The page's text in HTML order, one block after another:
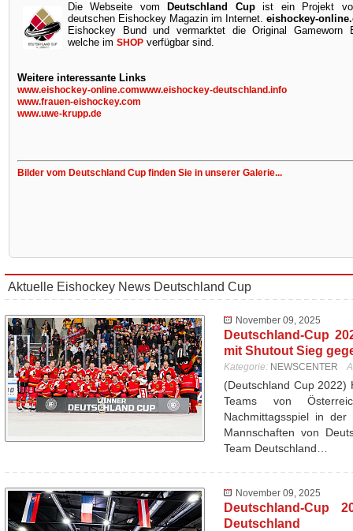
Die Webseite vom Deutschland Cupist ein Projekt
deutschen Eishockey Magazin im Internet. eishockey-
Eishockey Bund und vermarktet die Original Gameworn
welche im SHOP verfügbar sind.
Weitere interessante Links
www.eishockey-online.comwww.eishockey-deutschland.info
www.frauen-eishockey.com
www.uwe-krupp.de
Bilder vom Deutschland Cup finden Sie in unserer Galerie...
Aktuelle Eishockey News Deutschland Cup
November 09, 2025
Deutschland-Cup
mit Shutout Sieg
Kategorie: NEWSCENTER
(Deutschland Cup 2022)
Teams von
Nachmittagsspiel in
Mannschaften von
Team Deutschland…
November 09, 2025
Deutschland-Cup
Deutschland